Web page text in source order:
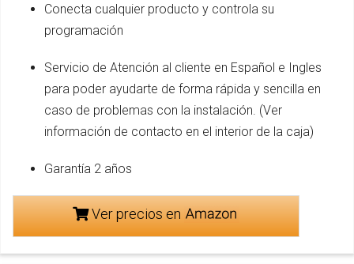
Conecta cualquier producto y controla su
programación
Servicio de Atención al cliente en Español e Ingles
para poder ayudarte de forma rápida y sencilla en
caso de problemas con la instalación. (Ver
información de contacto en el interior de la caja)
Garantía 2 años
Ver precios en